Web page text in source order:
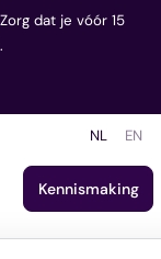
Zorg dat je vóór 15
NL EN
Kennismaking